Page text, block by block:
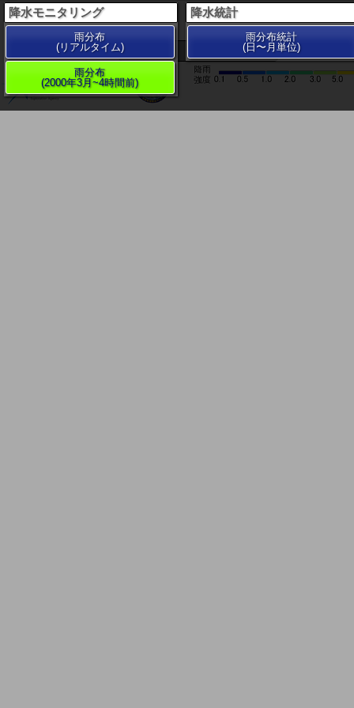
200 km
降水モニタリング
雨分布
(リアルタイム)
雨分布
(2000年3月~4時間前)
降水統計
雨分布統計
(日〜月単位)